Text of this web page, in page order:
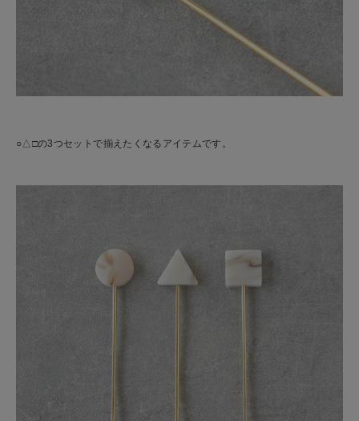
○△□の3つセットで揃えたくなるアイテムです。